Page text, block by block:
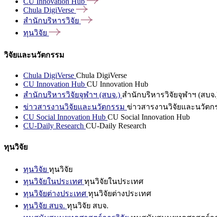
Chula DigiVerse
สำนักบริหารวิจัย
ทุนวิจัย
วิจัยและนวัตกรรม
Chula DigiVerse Chula DigiVerse
CU Innovation Hub CU Innovation Hub
สำนักบริหารวิจัยจุฬาฯ (สบจ.) สำนักบริหารวิจัยจุฬาฯ (สบจ
ข่าวสารงานวิจัยและนวัตกรรม ข่าวสารงานวิจัยและนวัตก
CU Social Innovation Hub CU Social Innovation Hub
CU-Daily Research CU-Daily Research
ทุนวิจัย
ทุนวิจัย ทุนวิจัย
ทุนวิจัยในประเทศ ทุนวิจัยในประเทศ
ทุนวิจัยต่างประเทศ ทุนวิจัยต่างประเทศ
ทุนวิจัย สบจ. ทุนวิจัย สบจ.